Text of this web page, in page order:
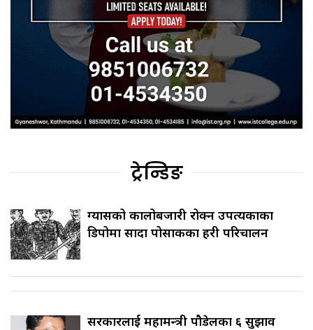
ट्रेन्डिङ
ग्यासको कालोबजारी रोक्न उपत्यकाका
डिपोमा सादा पोसाकका प्रहरी परिचालन
सरकारलाई महामन्त्री पौडेलका ६ सुझाव